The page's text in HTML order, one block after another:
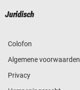
Juridisch
Colofon
Algemene voorwaarden
Privacy